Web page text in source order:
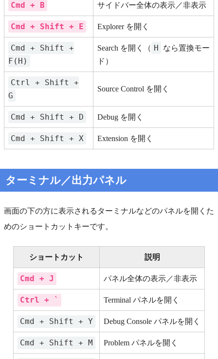
Cmd + B サイドバー全体の表示／非表示
Cmd + Shift + E Explorer を開く
Cmd + Shift +
F(H)
Search を開く（ H
なら置換モー
ド）
Ctrl + Shift +
G
Source Control を開く
Cmd + Shift + D Debug を開く
Cmd + Shift + X Extension を開く
ターミナル／出力パネル
画面の下の方に表示されるターミナルなどのパネルを開くた
めのショートカットキーです。
ショートカット 説明
Cmd + J パネル全体の表示／非表示
Ctrl + ` Terminal パネルを開く
Cmd + Shift + Y Debug Console パネルを開く
Cmd + Shift + M Problem パネルを開く